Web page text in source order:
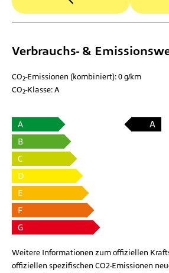
Verbrauchs- &
CO2-Emissionen (kombiniert): 0 g/km
CO2-Klasse: A
A
A
B
C
D
E
F
G
Weitere Informationen zum offiziellen
offiziellen spezifischen CO2-Emissionen